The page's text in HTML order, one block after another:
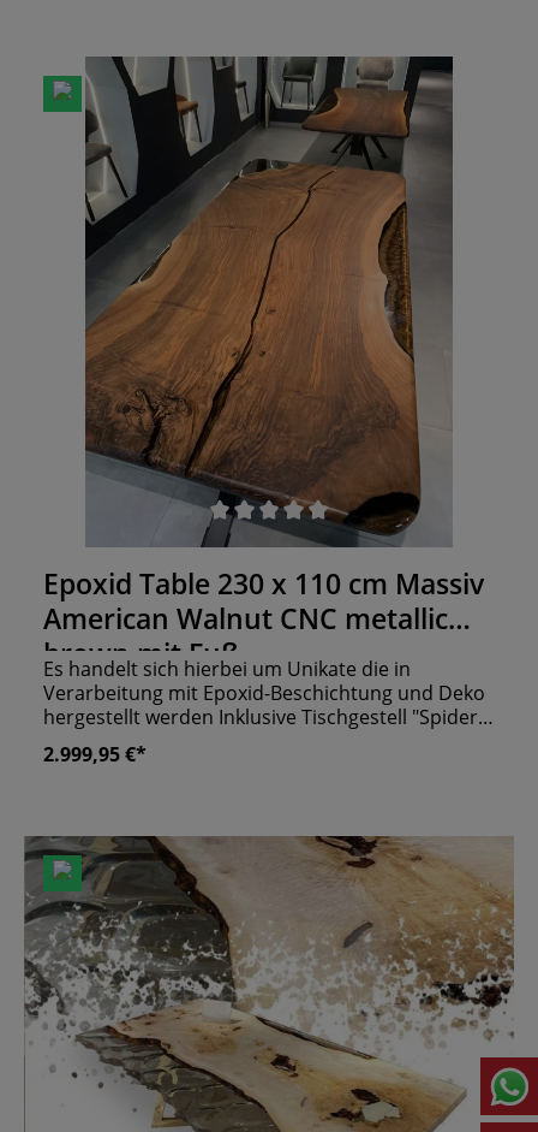
für einen geselligen Abend in großer Runde. Die
Behandlung mit Epoxid-Harz macht ihn zu einem
Einzelstück. Die Maserung des Tisches erzählt
ihre ganz eigene Geschichte, während Ihre Gäste
sich prächtig amüsieren. Runde Ecken sorgen für
ein glattes Gefühl und verringern die
Verletzungsgefahr im trubeligen Gastroalltag.
Statten Sie Ihr Lokal mit diesem angesagten It-
Piece aus. Wir haben auch andere Maße und
Farben – fragen Sie einfach nach.
Durchschnittliche Bewertung von 0 von 5 Sternen
Epoxid Table 230 x 110 cm Massiv
American Walnut CNC metallic
brown mit Fuß
Es handelt sich hierbei um Unikate die in
Verarbeitung mit Epoxid-Beschichtung und Deko
hergestellt werden Inklusive Tischgestell "Spider"
Bitte setzen sie sich bezüglich einer möglichen
Lieferung vorher mit uns in Verbindung Weitere
behandelt. Dadurch sieht er ultramodern aus
und verleiht Ihrem Lokal einen schimmernden
Glanz. Die schwarzen "Spider" Tischbeine
verstärken diesen trendigen Eindruck noch.
Durch die außergewöhnliche Behandlung ist er
ein echtes Unikat und unterstreicht den
individuellen Touch Ihrer Gastronomie. Das
massive American Walnut Holz und das
gusseiserne Gestell sorgen dafür, dass Sie und
Ihre Gäste lange Freude daran haben. Wenn es
noch größer oder andersfarbig sein soll, rufen Sie
uns gerne an!
2.999,95 €*